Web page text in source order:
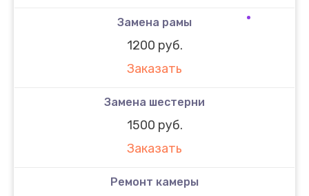
Замена рамы
1200 руб.
Заказать
Замена шестерни
1500 руб.
Заказать
Ремонт камеры